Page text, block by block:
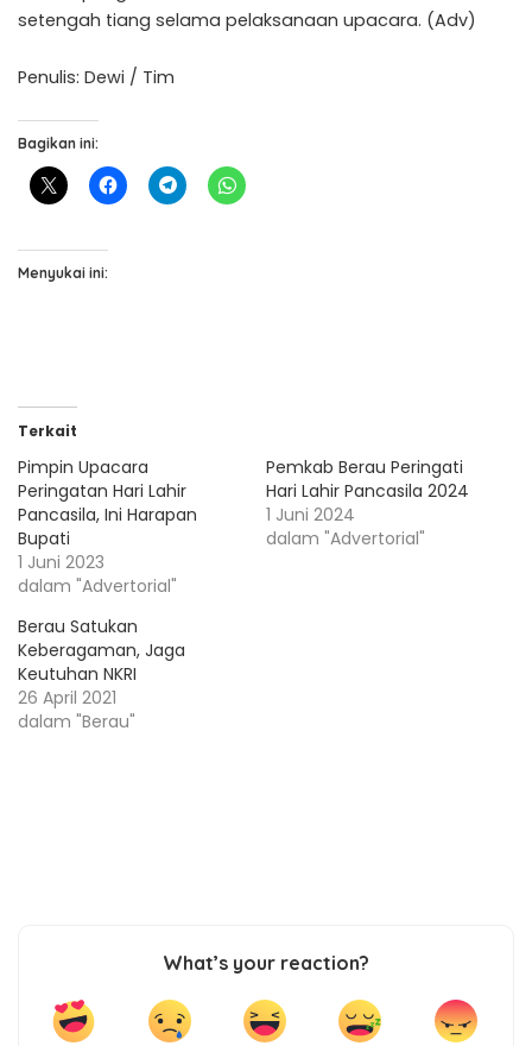
setengah tiang selama pelaksanaan upacara. (Adv)
Penulis: Dewi / Tim
Bagikan ini:
Menyukai ini:
Terkait
Pimpin Upacara
Peringatan Hari Lahir
Pancasila, Ini Harapan
Bupati
1 Juni 2023
dalam "Advertorial"
Pemkab Berau Peringati
Hari Lahir Pancasila 2024
1 Juni 2024
dalam "Advertorial"
Berau Satukan
Keberagaman, Jaga
Keutuhan NKRI
26 April 2021
dalam "Berau"
What’s your reaction?